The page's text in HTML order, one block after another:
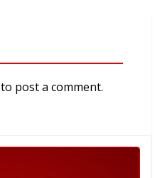
to post a comment.